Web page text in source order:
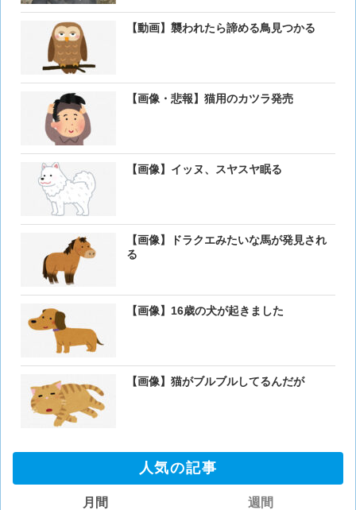
【動画】襲われたら諦める鳥見つかる
【画像・悲報】猫用のカツラ発売
【画像】イッヌ、スヤスヤ眠る
【画像】ドラクエみたいな馬が発見され
る
【画像】16歳の犬が起きました
【画像】猫がブルブルしてるんだが
人気の記事
月間 週間